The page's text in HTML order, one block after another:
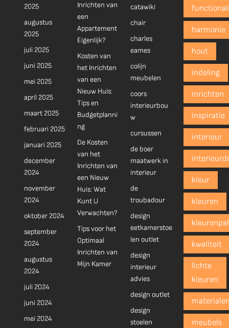
2025
augustus
2025
juli 2025
juni 2025
mei 2025
april 2025
maart 2025
februari 2025
januari 2025
december
2024
november
2024
oktober 2024
september
2024
augustus
2024
juli 2024
juni 2024
mei 2024
Inrichten van
een
Appartement
Eigenlijk?
Kosten van
het Inrichten
van een
Nieuw Huis:
Tips en
Budgetplanni
ng
De Kosten
van het
Inrichten van
een Nieuw
Huis: Wat
Kunt U
Verwachten?
Tips voor het
Optimaal
Inrichten van
Mijn Kamer
catawiki
chair
charles
eames
colijn
meubelen
coors
interieurbou
w
cursussen
de boer
maatwerk in
interieur
de
troubadour
design
eetkamerstoe
len outlet
design
interieur
advies
design outlet
design
stoelen
harmonie
hout
indeling
inrichten
inspiratie
interieur
kleur
kleuren
kwaliteit
lichte
kleuren
meubels